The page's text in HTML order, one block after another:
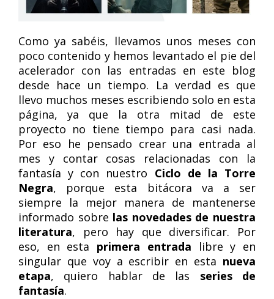
Como ya sabéis, llevamos unos meses con
poco contenido y hemos levantado el pie del
acelerador con las entradas en este blog
desde hace un tiempo. La verdad es que
llevo muchos meses escribiendo solo en esta
página, ya que la otra mitad de este
proyecto no tiene tiempo para casi nada.
Por eso he pensado crear una entrada al
mes y contar cosas relacionadas con la
fantasía y con nuestro Ciclo de la Torre
Negra, porque esta bitácora va a ser
siempre la mejor manera de mantenerse
informado sobre las novedades de nuestra
literatura, pero hay que diversificar. Por
eso, en esta primera entrada libre y en
singular que voy a escribir en esta nueva
etapa, quiero hablar de las series de
fantasía.